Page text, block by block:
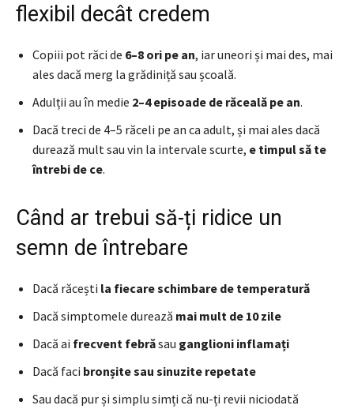
flexibil decât credem
Copiii pot răci de 6–8 ori pe an, iar uneori și mai des, mai
ales dacă merg la grădiniță sau școală.
Adulții au în medie 2–4 episoade de răceală pe an.
Dacă treci de 4–5 răceli pe an ca adult, și mai ales dacă
durează mult sau vin la intervale scurte, e timpul să te
întrebi de ce.
Când ar trebui să-ți ridice un
semn de întrebare
Dacă răcești la fiecare schimbare de temperatură
Dacă simptomele durează mai mult de 10 zile
Dacă ai frecvent febrăsau ganglioni inflamați
Dacă faci bronșite sau sinuzite repetate
Sau dacă pur și simplu simți că nu-ți revii niciodată